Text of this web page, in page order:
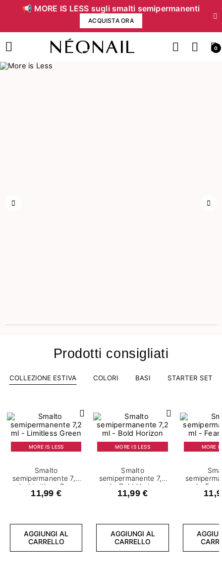
📢 MORE IS LESS sugli smalti semipermanenti
ACQUISTA ORA
0
Prodotti consigliati
COLLEZIONE ESTIVA COLORI BASI STARTER SET
MORE IS LESS
Smalto
semipermanente 7,2
ml - Limitless Green
11,99 €
AGGIUNGI AL
CARRELLO
MORE IS LESS
Smalto
semipermanente 7,2
ml - Bold Horizon
11,99 €
AGGIUNGI AL
CARRELLO
MORE
ml -